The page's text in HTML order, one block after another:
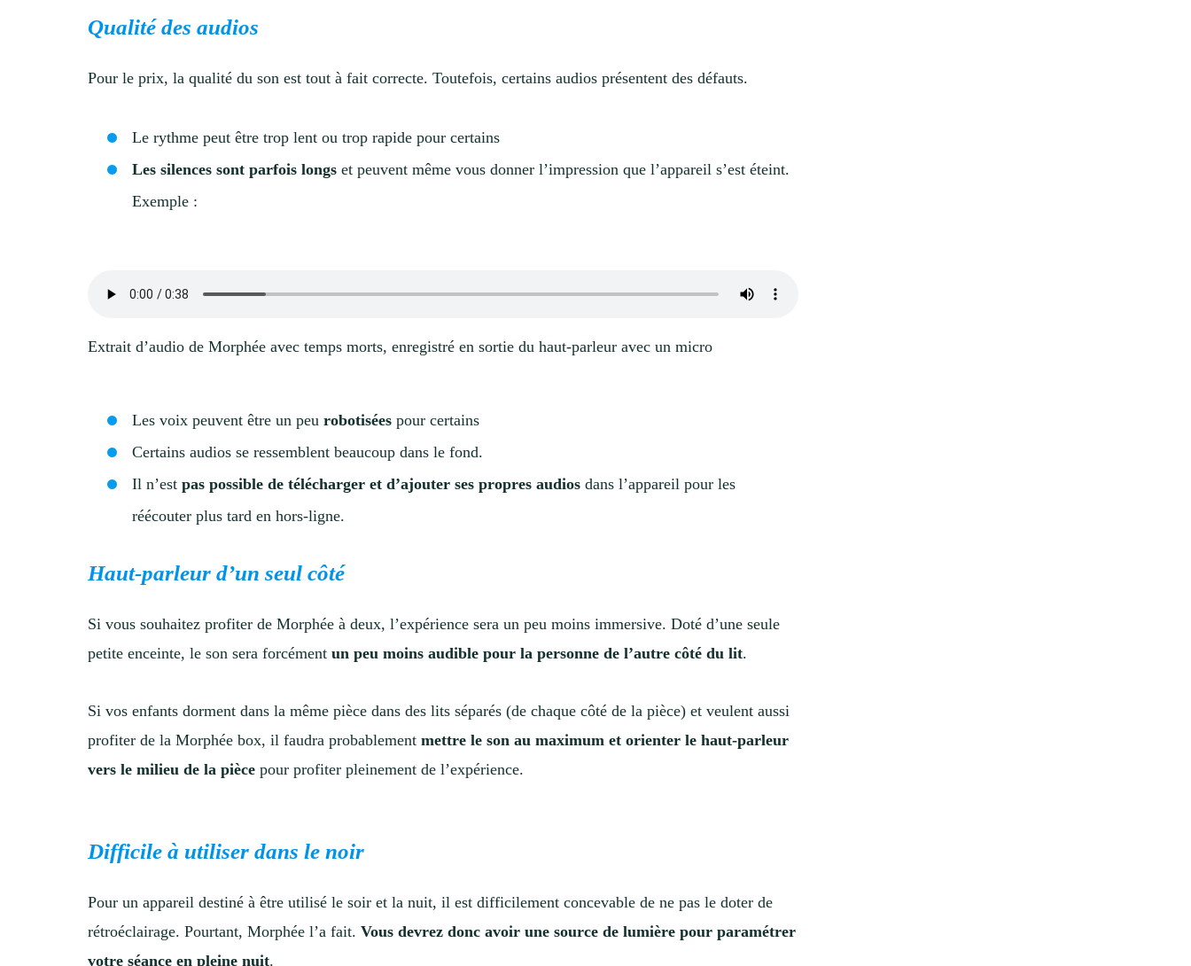
Qualité des audios
Pour le prix, la qualité du son est tout à fait correcte. Toutefois, certains audios présentent des défauts.
Le rythme peut être trop lent ou trop rapide pour certains
Les silences sont parfois longs et peuvent même vous donner l’impression que l’appareil s’est éteint.
Exemple :
Extrait d’audio de Morphée avec temps morts, enregistré en sortie du haut-parleur avec un micro
Les voix peuvent être un peurobotisées pour certains
Certains audios se ressemblent beaucoup dans le fond.
Il n’estpas possible de télécharger et d’ajouter ses propres audios dans l’appareil pour les
réécouter plus tard en hors-ligne.
Haut-parleur d’un seul côté
Si vous souhaitez profiter de Morphée à deux, l’expérience sera un peu moins immersive. Doté d’une seule
petite enceinte, le son sera forcémentun peu moins audible pour la personne de l’autre côté du lit.
Si vos enfants dorment dans la même pièce dans des lits séparés (de chaque côté de la pièce) et veulent aussi
profiter de la Morphée box, il faudra probablementmettre le son au maximum et orienter le haut-parleur
vers le milieu de la pièce pour profiter pleinement de l’expérience.
Difficile à utiliser dans le noir
Pour un appareil destiné à être utilisé le soir et la nuit, il est difficilement concevable de ne pas le doter de
rétroéclairage. Pourtant, Morphée l’a fait.Vous devrez donc avoir une source de lumière pour paramétrer
votre séance en pleine nuit.